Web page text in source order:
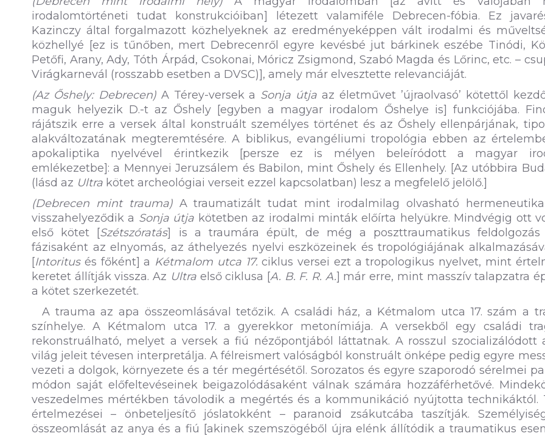
irodalomtörténeti tudat konstrukcióiban] létezett valamiféle Debrecen-fóbia. Ez
Kazinczy által forgalmazott közhelyeknek az eredményeképpen vált irodalmi és
közhellyé [ez is tűnőben, mert Debrecenről egyre kevésbé jut bárkinek eszébe Tinódi,
Petőfi, Arany, Ady, Tóth Árpád, Csokonai, Móricz Zsigmond, Szabó Magda és Lőrinc, etc. –
Virágkarnevál (rosszabb esetben a DVSC)], amely már elvesztette relevanciáját.
(Az Őshely: Debrecen)A Térey-versek a Sonja útja az életművet ’újraolvasó’ kötettől
maguk helyezik D.-t az Őshely [egyben a magyar irodalom Őshelye is] funkciójába.
rájátszik erre a versek által konstruált személyes történet és az Őshely ellenpárjának,
alakváltozatának megteremtésére. A biblikus, evangéliumi tropológia ebben az
apokaliptika nyelvével érintkezik [persze ez is mélyen beleíródott a magyar
emlékezetbe]: a Mennyei Jeruzsálem és Babilon, mint Őshely és Ellenhely. [Az utóbbira
(lásd az Ultra kötet archeológiai verseit ezzel kapcsolatban) lesz a megfelelő jelölő.]
(Debrecen mint trauma)A traumatizált tudat mint irodalmilag olvasható
visszahelyeződik a Sonja útja kötetben az irodalmi minták előírta helyükre. Mindvégig ott
első kötet [Szétszóratás] is a traumára épült, de még a poszttraumatikus feldolgozás
fázisaként az elnyomás, az áthelyezés nyelvi eszközeinek és tropológiájának
[Intoritusés főként] a Kétmalom utca 17. ciklus versei ezt a tropologikus nyelvet, mint
keretet állítják vissza. Az Ultraelső ciklusa [A. B. F. R. A.] már erre, mint masszív talapzatra
a kötet szerkezetét.
A trauma az apa összeomlásával tetőzik. A családi ház, a Kétmalom utca 17. szám a
színhelye. A Kétmalom utca 17. a gyerekkor metonímiája. A versekből egy családi
rekonstruálható, melyet a versek a fiú nézőpontjából láttatnak. A rosszul szocializálódott
világ jeleit tévesen interpretálja. A félreismert valóságból konstruált önképe pedig egyre
vezeti a dolgok, környezete és a tér megértésétől. Sorozatos és egyre szaporodó sérelmei
módon saját előfeltevéseinek beigazolódásaként válnak számára hozzáférhetővé.
veszedelmes mértékben távolodik a megértés és a kommunikáció nyújtotta technikáktól.
értelmezései – önbeteljesítő jóslatokként – paranoid zsákutcába taszítják.
összeomlását az anya és a fiú [akinek szemszögéből újra elénk állítódik a traumatikus